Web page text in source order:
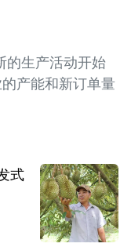
的生产活动开始
产能和新订单量
式